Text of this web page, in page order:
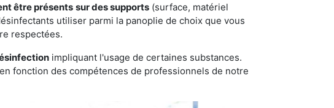
être présents sur des supports (surface, matériel
utiliser parmi la panoplie de choix que vous
respectées.
impliquant l'usage de certaines substances.
fonction des compétences de professionnels de notre